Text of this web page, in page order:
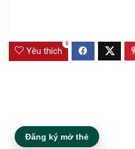
Yêu thích
0
Đăng ký mở thẻ